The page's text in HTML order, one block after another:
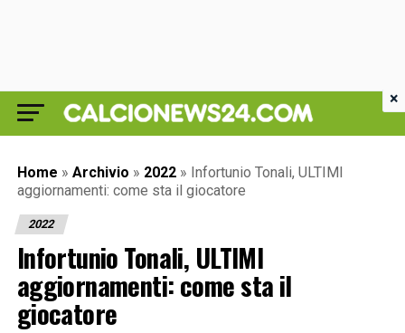
Home » Archivio » 2022 » Infortunio Tonali, ULTIMI
aggiornamenti: come sta il giocatore
2022
Infortunio Tonali, ULTIMI
aggiornamenti: come sta il
giocatore
×